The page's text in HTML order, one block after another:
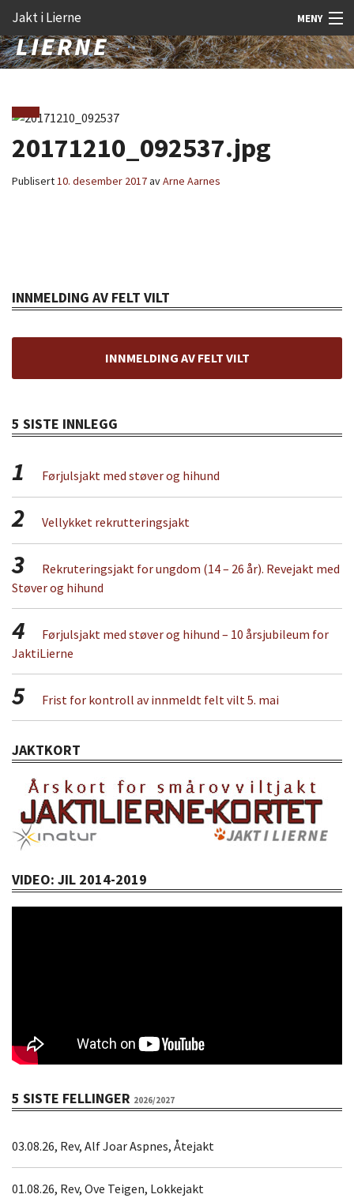
Jakt i Lierne MENY
Nyheter
Fangst
Åtejakt
Rekrutt
innholdet
Forstørre
20171210_092537.jpg
Publisert10. desember 2017avArne Aarnes
INNMELDING AV FELT VILT
INNMELDING AV FELT VILT
5 SISTE INNLEGG
1 Førjulsjakt med støver og hihund
2 Vellykket rekrutteringsjakt
3
Rekruteringsjakt for ungdom (14 – 26 år). Revejakt med
Støver og hihund
4
Førjulsjakt med støver og hihund – 10 årsjubileum for
JaktiLierne
5 Frist for kontroll av innmeldt felt vilt 5. mai
JAKTKORT
VIDEO: JIL 2014-2019
5 SISTE FELLINGER 2026/2027
03.08.26, Rev, Alf Joar Aspnes, Åtejakt
01.08.26, Rev, Ove Teigen, Lokkejakt